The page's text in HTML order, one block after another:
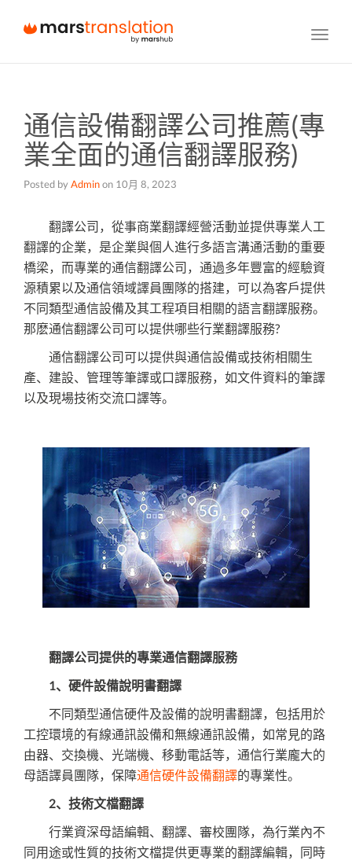
通信設備翻譯公司推薦(專
業全面的通信翻譯服務)
Posted byAdminon 10月 8, 2023
翻譯公司，從事商業翻譯經營活動並提供專業人工
翻譯的企業，是企業與個人進行多語言溝通活動的重要
橋梁，而專業的通信翻譯公司，通過多年豐富的經驗資
源積累以及通信領域譯員團隊的搭建，可以為客戶提供
不同類型通信設備及其工程項目相關的語言翻譯服務。
那麽通信翻譯公司可以提供哪些行業翻譯服務?
通信翻譯公司可以提供與通信設備或技術相關生
產、建設、管理等筆譯或口譯服務，如文件資料的筆譯
以及現場技術交流口譯等。
翻譯公司提供的專業通信翻譯服務
1、硬件設備說明書翻譯
不同類型通信硬件及設備的說明書翻譯，包括用於
工控環境的有線通訊設備和無線通訊設備，如常見的路
由器、交換機、光端機、移動電話等，通信行業龐大的
母語譯員團隊，保障通信硬件設備翻譯的專業性。
2、技術文檔翻譯
行業資深母語編輯、翻譯、審校團隊，為行業內不
同用途或性質的技術文檔提供更專業的翻譯編輯，同時